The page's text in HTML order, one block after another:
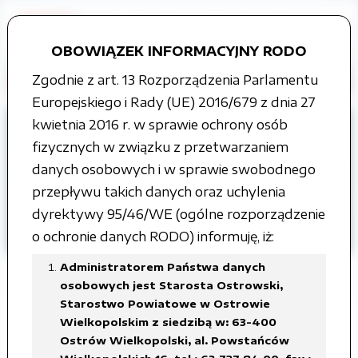
OBOWIĄZEK INFORMACYJNY RODO
Zgodnie z art. 13 Rozporządzenia Parlamentu
Europejskiego i Rady (UE) 2016/679 z dnia 27
kwietnia 2016 r. w sprawie ochrony osób
fizycznych w związku z przetwarzaniem
danych osobowych i w sprawie swobodnego
przepływu takich danych oraz uchylenia
dyrektywy 95/46/WE (ogólne rozporządzenie
o ochronie danych RODO) informuję, iż:
Administratorem Państwa danych
osobowych jest Starosta Ostrowski,
Starostwo Powiatowe w Ostrowie
Wielkopolskim z siedzibą w: 63-400
Ostrów Wielkopolski, al. Powstańców
Strona główna
Grupy tematyczne
Informacja o środowisku i jego ochronie
Instalacje wytwarzające pola
elektromagnetyczne
Miasto Ostrów Wielkopolski
Zmiana zgłaszenia stacji bazowej